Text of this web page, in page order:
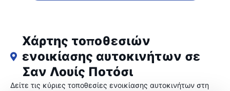
Χάρτης τοποθεσιών
ενοικίασης αυτοκινήτων σε
Σαν Λουίς Ποτόσι
Δείτε τις κύριες τοποθεσίες ενοικίασης αυτοκινήτων στη